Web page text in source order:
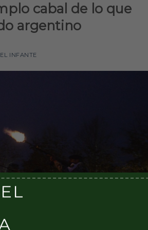
cabal de lo que
argentino
EL INFANTE